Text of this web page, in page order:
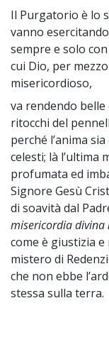
Il Purgatorio è lo
vanno
sempre e solo
cui Dio, per
misericordioso,
va rendendo
ritocchi del
perché l’anima
celesti; là l’ultima
profumata ed
Signore Gesù
di soavità dal
misericordia divina
come è giustizia
mistero di
che non ebbe
stessa sulla terra.